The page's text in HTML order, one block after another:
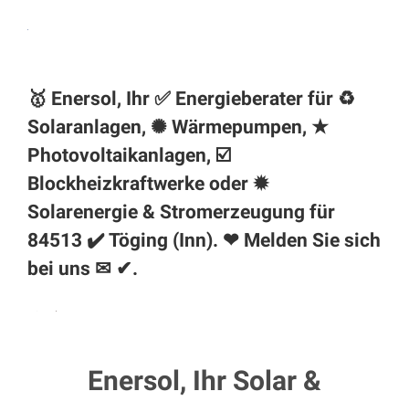
🥇 Enersol, Ihr ✅ Energieberater für ♻
Solaranlagen, ✺ Wärmepumpen, ★
Photovoltaikanlagen, ☑️
Blockheizkraftwerke oder ✹
Solarenergie & Stromerzeugung für
84513 ✔️Töging (Inn). ❤ Melden Sie sich
bei uns ✉ ✔.
Enersol, Ihr Solar &